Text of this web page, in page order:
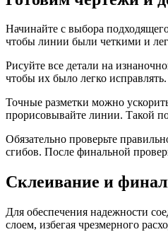
Начинайте с выбора
чтобы линии были четкими и
Рисуйте все детали на
чтобы их было легко
Точные разметки можно
прорисовывайте линии. Такой
Обязательно проверьте
сгибов. После финальной
Склеивание и
Для обеспечения надежности
слоем, избегая чрезмерного